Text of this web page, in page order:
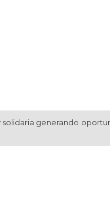
generando